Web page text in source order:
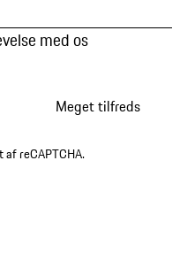
med os
Meget tilfreds
reCAPTCHA.